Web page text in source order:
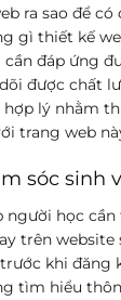
ra sao để
gì thiết kế
đáp ứng
được chất
lý nhằm
trang web
sóc sinh
học
trên
khi đăng
tìm hiểu